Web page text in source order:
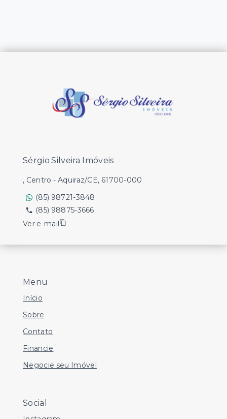
Menu
Início
Sobre
Contato
Financie
Negocie seu Imóvel
Social
Sérgio Silveira Imóveis
, Centro - Aquiraz/CE, 61700-000
(85) 98721-3848
(85) 98875-3666
Ver e-mail